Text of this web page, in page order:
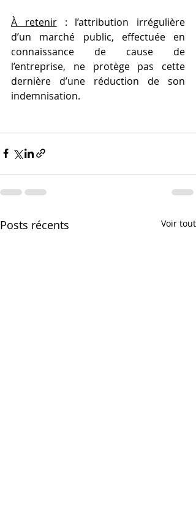
À retenir : l’attribution irrégulière
d’un marché public, effectuée en
connaissance de cause de
l’entreprise, ne protège pas cette
dernière d’une réduction de son
indemnisation.
Posts récents Voir tout